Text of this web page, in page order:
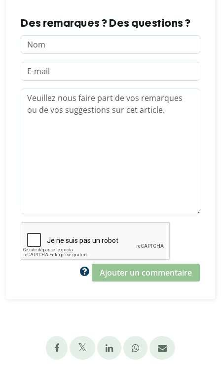
Des remarques ? Des questions ?
Ajouter un commentaire